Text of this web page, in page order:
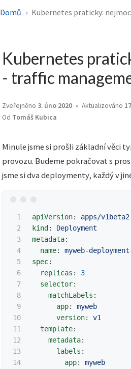
Domů Kubernetes praticky:
Kubernetes
- traffic
Zveřejněno 3. úno 2020 Aktualizováno
Od Tomáš Kubica
Minule jsme si prošli základní věci
provozu. Budeme pokračovat s
jsme si dva deploymenty, každý v
1
2
3
4
5
6
7
8
9
10
11
12
13
14
apiVersion:
apps/v1beta2
kind :
Deployment
metadata:
name:
myweb-
spec:
replicas :
3
selector:
matchLabels :
app:
myweb
version:
v1
template:
metadata:
labels :
app:
myweb